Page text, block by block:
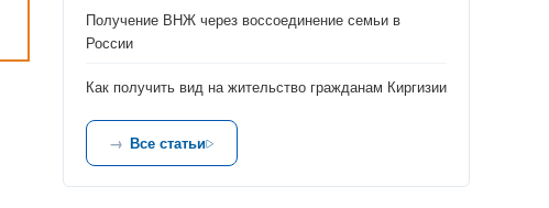
Получение ВНЖ через воссоединение семьи в
России
Как получить вид на жительство гражданам Киргизии
Все статьи